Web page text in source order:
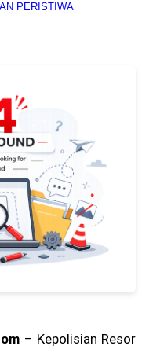
PERISTIWA
– Kepolisian Resor